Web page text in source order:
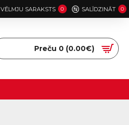
VĒLMJU SARAKSTS 0 SALĪDZINĀT 0
Preču 0 (0.00€)